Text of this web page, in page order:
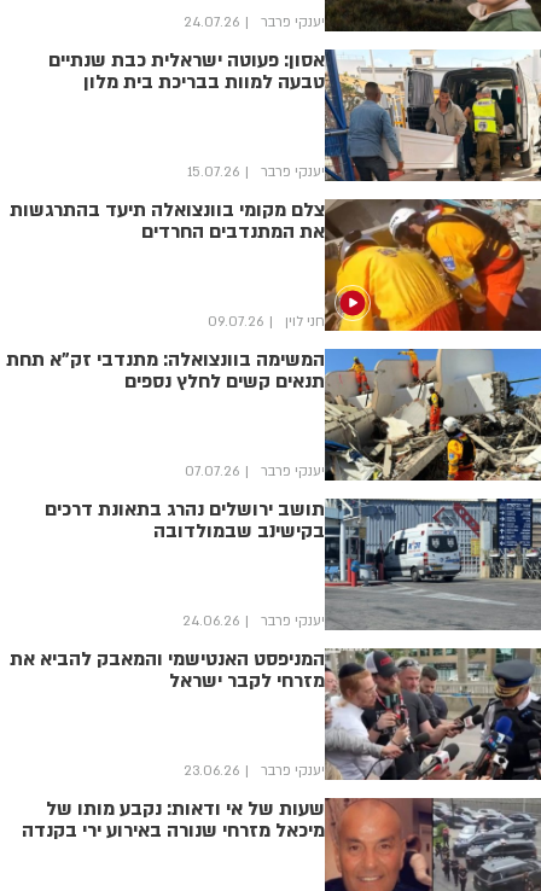
יענקי פרבר 24.07.26
אסון: פעוטה ישראלית כבת שנתיים
טבעה למוות בבריכת בית מלון
יענקי פרבר 15.07.26
צלם מקומי בוונצואלה תיעד בהתרגשות
את המתנדבים החרדים
חני לוין 09.07.26
המשימה בוונצואלה: מתנדבי זק"א תחת
תנאים קשים לחלץ נספים
יענקי פרבר 07.07.26
תושב ירושלים נהרג בתאונת דרכים
בקישינב שבמולדובה
יענקי פרבר 24.06.26
המניפסט האנטישמי והמאבק להביא את
מזרחי לקבר ישראל
יענקי פרבר 23.06.26
שעות של אי ודאות: נקבע מותו של
מיכאל מזרחי שנורה באירוע ירי בקנדה